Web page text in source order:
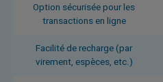
Option sécurisée pour les
transactions en ligne
Facilité de recharge (par
virement, espèces, etc.)